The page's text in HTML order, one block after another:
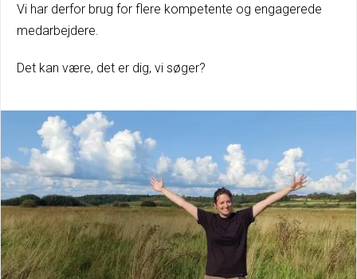
Vi har derfor brug for flere kompetente og engagerede
medarbejdere.
Det kan være, det er dig, vi søger?